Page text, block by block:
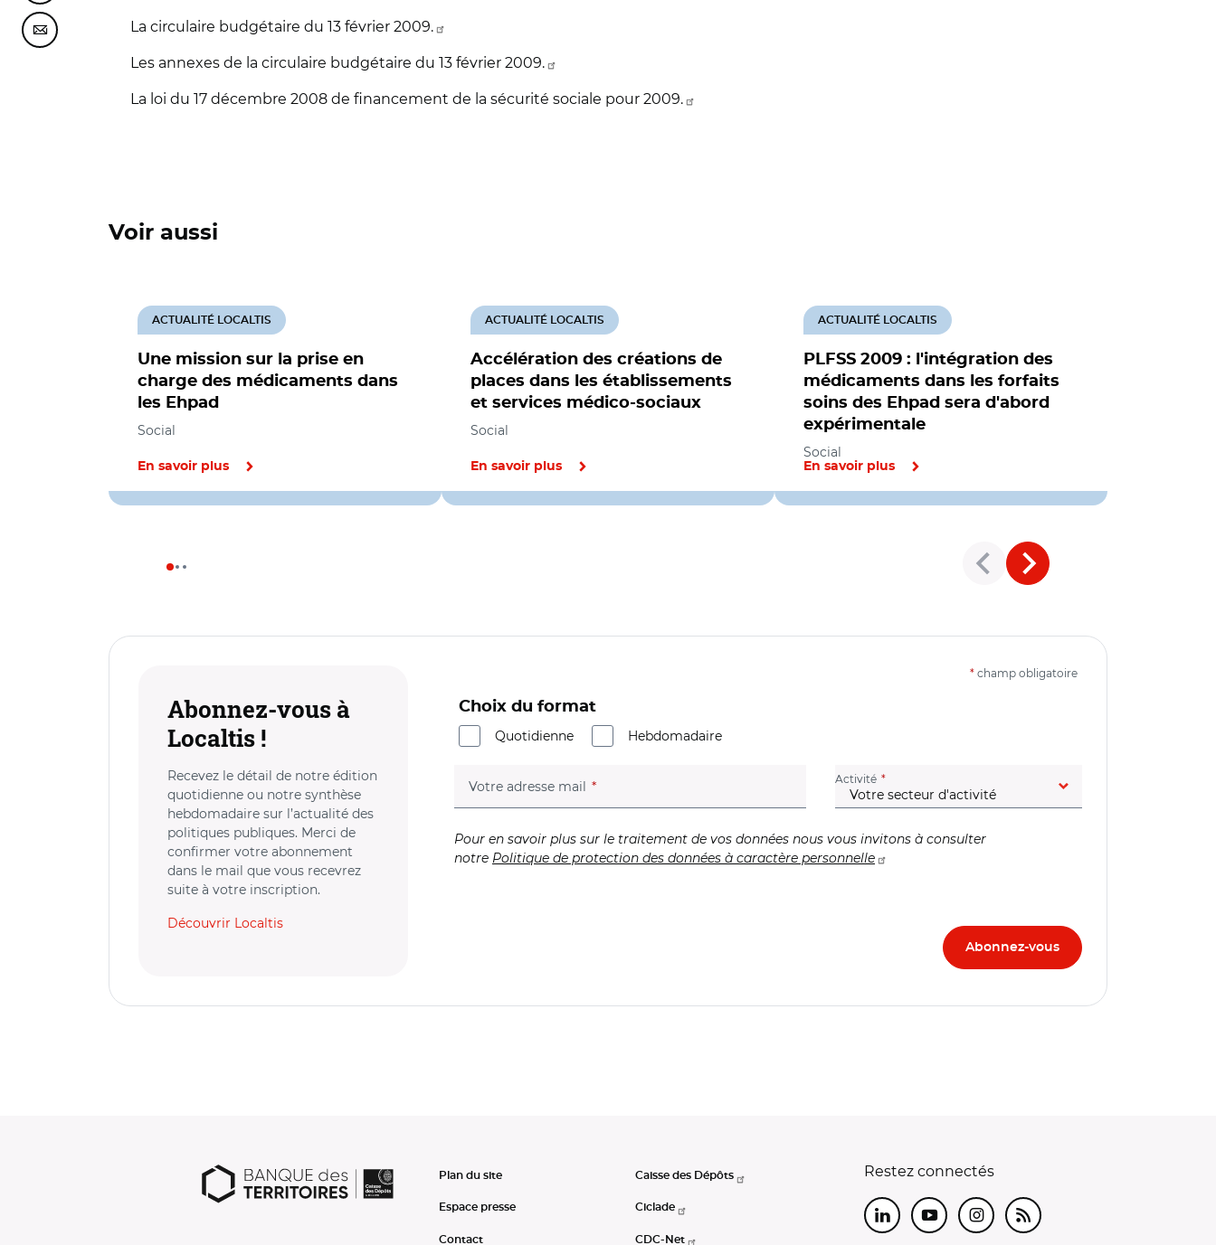
Partager cette page sur Courriel
La circulaire budgétaire du 13 février 2009.
Les annexes de la circulaire budgétaire du 13 février 2009.
La loi du 17 décembre 2008 de financement de la sécurité sociale pour 2009.
Voir aussi
Une mission sur la prise en
charge des médicaments dans
les Ehpad
ACTUALITÉ LOCALTIS
Social
En savoir plus
Accélération des créations de
places dans les établissements
et services médico-sociaux
ACTUALITÉ LOCALTIS
Social
En savoir plus
PLFSS 2009 : l'intégration des
médicaments dans les forfaits
soins des Ehpad sera d'abord
expérimentale
ACTUALITÉ LOCALTIS
Social
En savoir plus
Abonnez-vous à
Localtis !
Recevez le détail de notre édition
quotidienne ou notre synthèse
hebdomadaire sur l’actualité des
politiques publiques. Merci de
confirmer votre abonnement
dans le mail que vous recevrez
suite à votre inscription.
Découvrir Localtis
* champ obligatoire
Choix du format
Quotidienne
Hebdomadaire
Votre adresse mail (champ obligatoire) Activité (champ obligatoire)
Pour en savoir plus sur le traitement de vos données nous vous invitons à consulter
notre Politique de protection des données à caractère personnelle
Plan du site
Espace presse
Contact
Caisse des Dépôts
Ciclade
CDC-Net
Restez connectés
LinkedInYoutubeInstagram
RSS